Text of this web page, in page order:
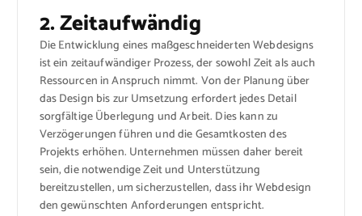
2. Zeitaufwändig
Die Entwicklung eines maßgeschneiderten Webdesigns
ist ein zeitaufwändiger Prozess, der sowohl Zeit als auch
Ressourcen in Anspruch nimmt. Von der Planung über
das Design bis zur Umsetzung erfordert jedes Detail
sorgfältige Überlegung und Arbeit. Dies kann zu
Verzögerungen führen und die Gesamtkosten des
Projekts erhöhen. Unternehmen müssen daher bereit
sein, die notwendige Zeit und Unterstützung
bereitzustellen, um sicherzustellen, dass ihr Webdesign
den gewünschten Anforderungen entspricht.